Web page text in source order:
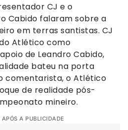
CJ e o
Cabido falaram sobre a
em terras santistas. CJ
Atlético como
de Leandro Cabido,
bateu na porta
comentarista, o Atlético
de realidade pós-
mineiro.
A PUBLICIDADE